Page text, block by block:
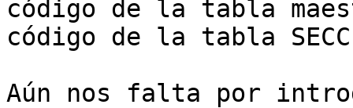
código de la tabla
código de la tabla
Aún nos falta por